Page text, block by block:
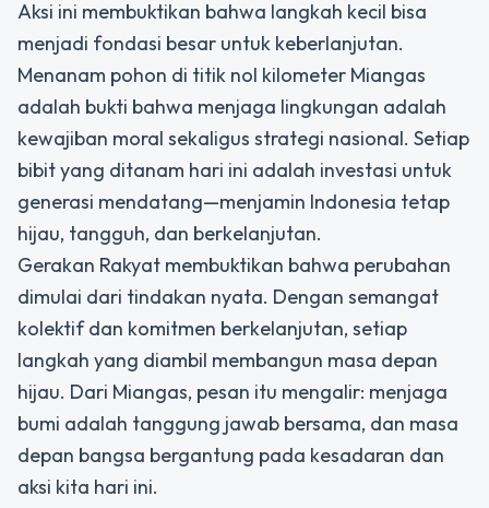
Aksi ini membuktikan bahwa langkah kecil bisa
menjadi fondasi besar untuk keberlanjutan.
Menanam pohon di titik nol kilometer Miangas
adalah bukti bahwa menjaga lingkungan adalah
kewajiban moral sekaligus strategi nasional. Setiap
bibit yang ditanam hari ini adalah investasi untuk
generasi mendatang—menjamin Indonesia tetap
hijau, tangguh, dan berkelanjutan.
Gerakan Rakyat membuktikan bahwa perubahan
dimulai dari tindakan nyata. Dengan semangat
kolektif dan komitmen berkelanjutan, setiap
langkah yang diambil membangun masa depan
hijau. Dari Miangas, pesan itu mengalir: menjaga
bumi adalah tanggung jawab bersama, dan masa
depan bangsa bergantung pada kesadaran dan
aksi kita hari ini.